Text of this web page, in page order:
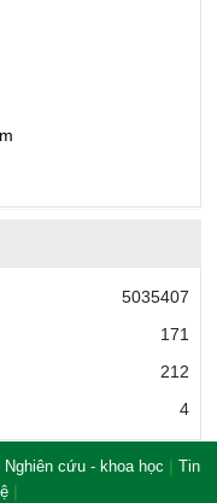
lượng
5035407
171
212
4
Nghiên cứu - khoa học | Tin
|